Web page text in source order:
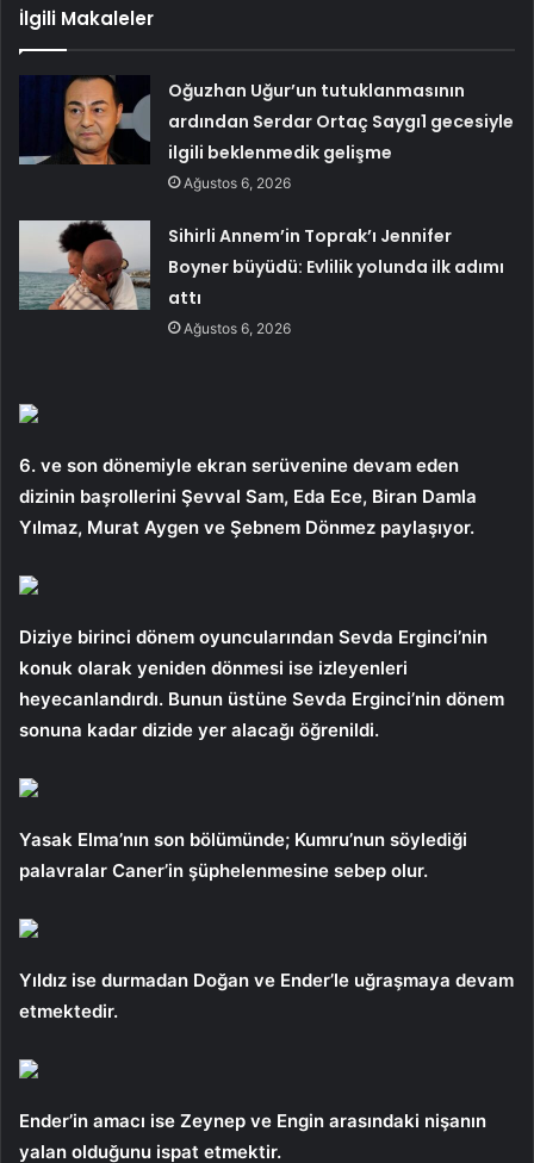
İlgili Makaleler
Oğuzhan Uğur’un tutuklanmasının
ardından Serdar Ortaç Saygı1 gecesiyle
ilgili beklenmedik gelişme
Ağustos 6, 2026
Sihirli Annem’in Toprak’ı Jennifer
Boyner büyüdü: Evlilik yolunda ilk adımı
attı
Ağustos 6, 2026
6. ve son dönemiyle ekran serüvenine devam eden
dizinin başrollerini Şevval Sam, Eda Ece, Biran Damla
Yılmaz, Murat Aygen ve Şebnem Dönmez paylaşıyor.
Diziye birinci dönem oyuncularından Sevda Erginci’nin
konuk olarak yeniden dönmesi ise izleyenleri
heyecanlandırdı. Bunun üstüne Sevda Erginci’nin dönem
sonuna kadar dizide yer alacağı öğrenildi.
Yasak Elma’nın son bölümünde; Kumru’nun söylediği
palavralar Caner’in şüphelenmesine sebep olur.
Yıldız ise durmadan Doğan ve Ender’le uğraşmaya devam
etmektedir.
Ender’in amacı ise Zeynep ve Engin arasındaki nişanın
yalan olduğunu ispat etmektir.